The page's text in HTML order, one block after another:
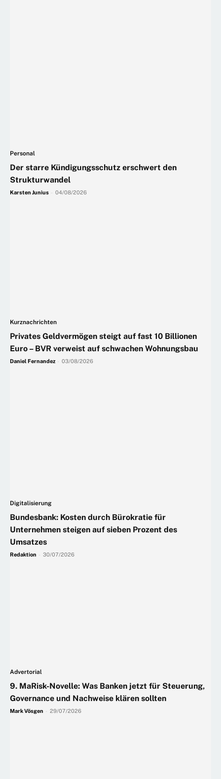
Personal
Der starre Kündigungsschutz erschwert den
Strukturwandel
Karsten Junius 04/08/2026
Kurznachrichten
Privates Geldvermögen steigt auf fast 10 Billionen
Euro – BVR verweist auf schwachen Wohnungsbau
Daniel Fernandez 03/08/2026
Digitalisierung
Bundesbank: Kosten durch Bürokratie für
Unternehmen steigen auf sieben Prozent des
Umsatzes
Redaktion 30/07/2026
Advertorial
9. MaRisk-Novelle: Was Banken jetzt für Steuerung,
Governance und Nachweise klären sollten
Mark Vösgen 29/07/2026